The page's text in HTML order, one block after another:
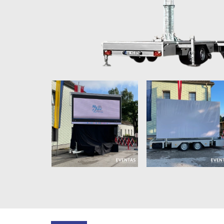
Größere
Bildversion
anzeigen
Größere
Bildversion
anzeigen